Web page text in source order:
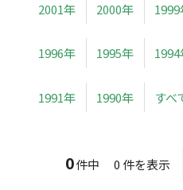
2001年 2000年
1996年 1995年
1991年 1990年 すべ
0件中 0 件を表示